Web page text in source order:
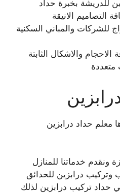
للدريشة بخبرة حداد
التصاميم الانيقة
للشركات والمباني السكنية
والاشكال الثابتة
متعددة
معلم حداد درابزين
ونقدم خدماتنا للمنازل
وتركيب درابزين للحدائق
حداد تركيب درابزين لذلك